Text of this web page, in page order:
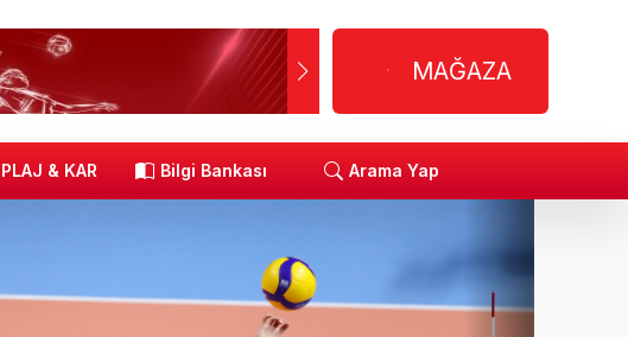
MAĞAZA
PLAJ & KAR Bilgi Bankası Arama Yap